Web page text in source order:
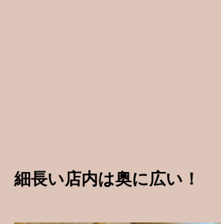
細長い店内は奥に広い！